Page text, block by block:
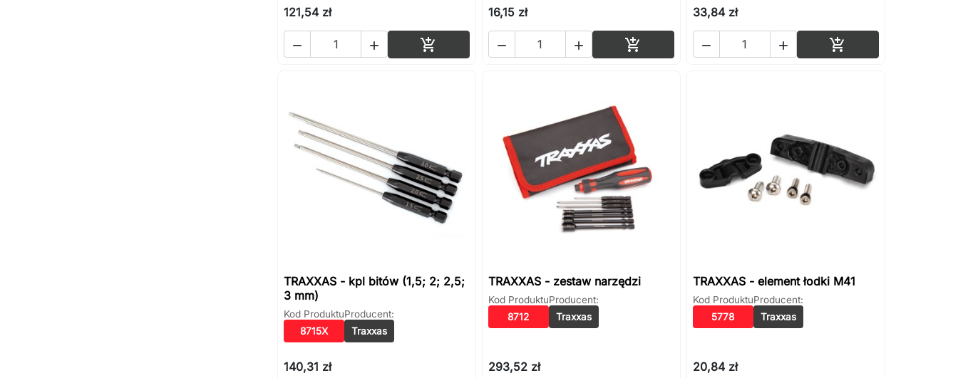
121,54 zł
   Dodaj do koszyka
16,15 zł
   Dodaj do koszyka
33,84 zł
  
TRAXXAS - kpl bitów (1,5; 2; 2,5;
3 mm)
Kod Produktu
8715X
Producent:
Traxxas
140,31 zł
TRAXXAS - zestaw narzędzi
Kod Produktu
8712
Producent:
Traxxas
293,52 zł
TRAXXAS - element łodki M41
Kod Produktu
5778
Producent:
Traxxas
20,84 zł